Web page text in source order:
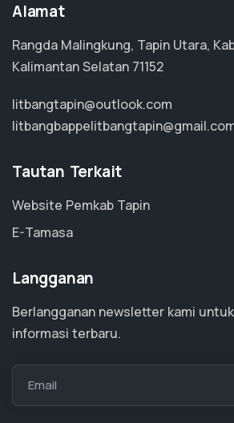
Alamat
Rangda Malingkung, Tapin Utara,
Kalimantan Selatan 71152
litbangtapin@outlook.com
Tautan Terkait
Website Pemkab Tapin
E-Tamasa
Langganan
Berlangganan newsletter kami
informasi terbaru.
Email